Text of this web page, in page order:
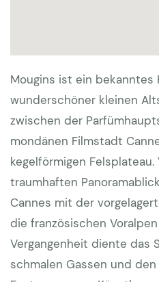
Woche) | Endreinigung 330
pro Extrawoche 75 EUR |
Poolhandtücher 45 EUR
Schnelles Glasfaser
Woche Juni bis Mitte
Eigentümer nur jeweils
vermieten. Bei
Wochen verfügbar sind
von 825 EUR berechnet.
Rechnung wenn nur noch
Mougins ist ein
wunderschöner kleinen
zwischen der
mondänen Filmstadt
kegelförmigen
traumhaften
Cannes mit der
die französischen
Vergangenheit diente das
schmalen Gassen und